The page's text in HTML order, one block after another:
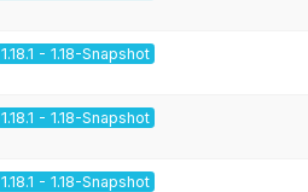
1.18.1 - 1.18-Snapshot
1.18.1 - 1.18-Snapshot
1.18.1 - 1.18-Snapshot